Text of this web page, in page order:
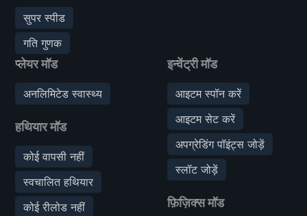
सुपर स्पीड
गति गुणक
प्लेयर मॉड
अनलिमिटेड स्वास्थ्य
हथियार मॉड
कोई वापसी नहीं
स्वचालित हथियार
कोई रीलोड नहीं
इन्वेंट्री मॉड
आइटम स्पॉन करें
आइटम सेट करें
अपग्रेडिंग पॉइंट्स जोड़ें
स्लॉट जोड़ें
फ़िज़िक्स मॉड